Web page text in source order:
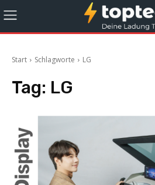
Start Schlagworte LG
Tag: LG